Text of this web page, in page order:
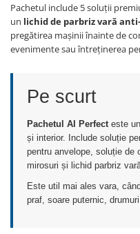
Filtre Habitaclu
Filtre Ulei
Produse curatare interior
Spuma activa & detergenti
Accesorii Auto
Accesorii telefoane mobile
Cabluri Curent Auto
Cabluri si adaptoare
Echipamente Service
Pachetul include 5 soluții
un lichid de parbriz vară
pregătirea mașinii înainte de
evenimente sau întreținerea
Pe scurt
Pachetul AI Perfect este
și interior. Include soluție
pentru anvelope, soluție de
mirosuri și lichid parbriz
Este util mai ales vara,
praf, soare puternic,